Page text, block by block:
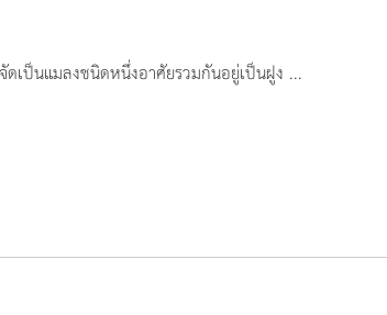
เป็นแมลงชนิดหนึ่งอาศัยรวมกันอยู่เป็นฝูง ...